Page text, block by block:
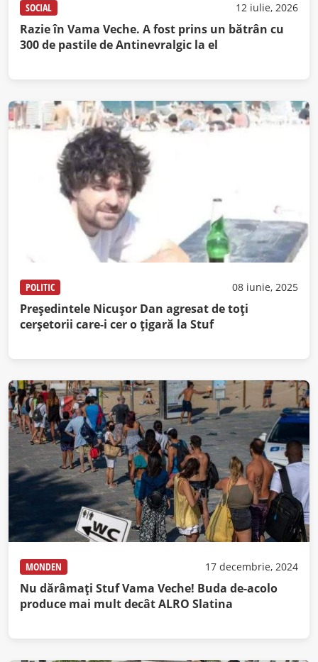
SOCIAL 12 iulie, 2026
Razie în Vama Veche. A fost prins un bătrân cu
300 de pastile de Antinevralgic la el
POLITIC 08 iunie, 2025
Președintele Nicușor Dan agresat de toți
cerșetorii care-i cer o țigară la Stuf
MONDEN 17 decembrie, 2024
Nu dărâmați Stuf Vama Veche! Buda de-acolo
produce mai mult decât ALRO Slatina